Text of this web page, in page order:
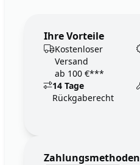
Ihre Vorteile
Kostenloser
Versand
ab 100 €***
14 Tage
Rückgaberecht
Zahlungsmethoden